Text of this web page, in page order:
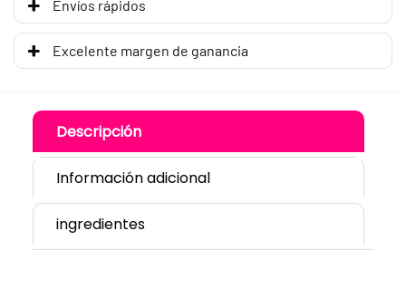
Envíos rápidos
Excelente margen de ganancia
Descripción
Información adicional
ingredientes